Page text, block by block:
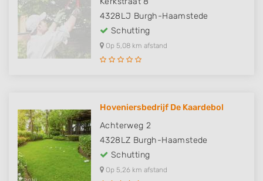
4328LJ Burgh-Haamstede
Schutting
Op 5,08 km afstand
Hoveniersbedrijf De Kaardebol
Achterweg 2
4328LZ Burgh-Haamstede
Schutting
Op 5,26 km afstand